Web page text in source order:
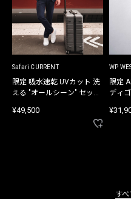
Safari CURRENT
限定 吸水速乾 UVカット 洗
える "オールシーン" セット
¥49,500
WP
限定
ディ
すべ